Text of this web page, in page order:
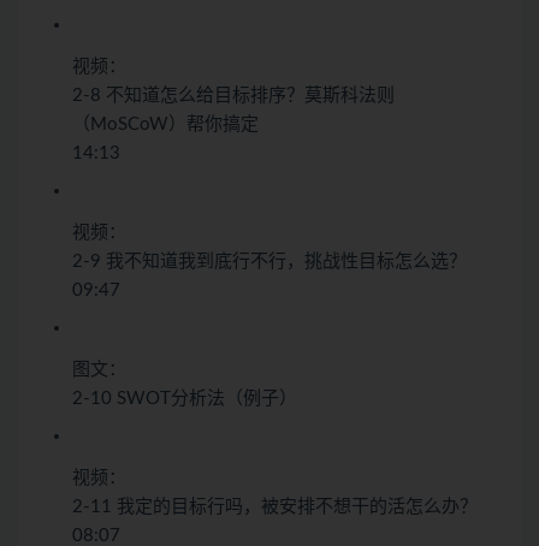
视频：
2-8 不知道怎么给目标排序？莫斯科法则
（MoSCoW）帮你搞定
14:13
视频：
2-9 我不知道我到底行不行，挑战性目标怎么选？
09:47
图文：
2-10 SWOT分析法（例子）
视频：
2-11 我定的目标行吗，被安排不想干的活怎么办？
08:07